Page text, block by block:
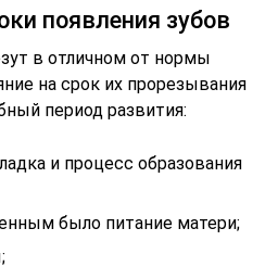
появления зубов
в отличном от нормы
на срок их прорезывания
период развития:
и процесс образования
было питание матери;